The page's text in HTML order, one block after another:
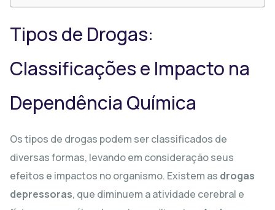
Tipos de Drogas:
Classificações e Impacto na
Dependência Química
Os tipos de drogas podem ser classificados de
diversas formas, levando em consideração seus
efeitos e impactos no organismo. Existem as drogas
depressoras, que diminuem a atividade cerebral e